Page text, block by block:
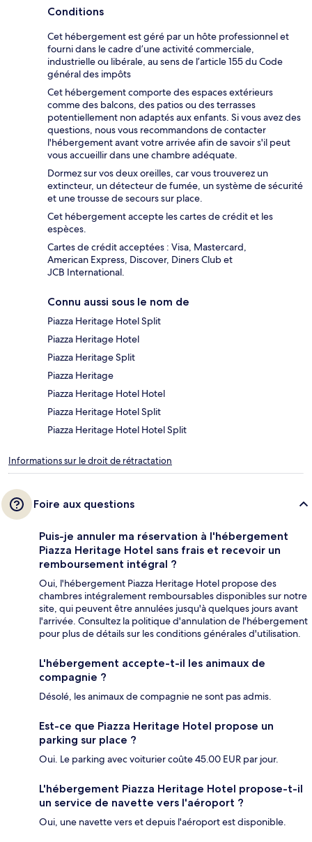
Conditions
Cet hébergement est géré par un hôte professionnel et
fourni dans le cadre d’une activité commerciale,
industrielle ou libérale, au sens de l’article 155 du Code
général des impôts
Cet hébergement comporte des espaces extérieurs
comme des balcons, des patios ou des terrasses
potentiellement non adaptés aux enfants. Si vous avez des
questions, nous vous recommandons de contacter
l'hébergement avant votre arrivée afin de savoir s'il peut
vous accueillir dans une chambre adéquate.
Dormez sur vos deux oreilles, car vous trouverez un
extincteur, un détecteur de fumée, un système de sécurité
et une trousse de secours sur place.
Cet hébergement accepte les cartes de crédit et les
espèces.
Cartes de crédit acceptées : Visa, Mastercard,
American Express, Discover, Diners Club et
JCB International.
Connu aussi sous le nom de
Piazza Heritage Hotel Split
Piazza Heritage Hotel
Piazza Heritage Split
Piazza Heritage
Piazza Heritage Hotel Hotel
Piazza Heritage Hotel Split
Piazza Heritage Hotel Hotel Split
Informations sur le droit de rétractation
Foire aux questions
Puis-je annuler ma réservation à l'hébergement
Piazza Heritage Hotel sans frais et recevoir un
remboursement intégral ?
Oui, l'hébergement Piazza Heritage Hotel propose des
chambres intégralement remboursables disponibles sur notre
site, qui peuvent être annulées jusqu'à quelques jours avant
l'arrivée. Consultez la politique d'annulation de l'hébergement
pour plus de détails sur les conditions générales d'utilisation.
L'hébergement accepte-t-il les animaux de
compagnie ?
Désolé, les animaux de compagnie ne sont pas admis.
Est-ce que Piazza Heritage Hotel propose un
parking sur place ?
Oui. Le parking avec voiturier coûte 45.00 EUR par jour.
L'hébergement Piazza Heritage Hotel propose-t-il
un service de navette vers l'aéroport ?
Oui, une navette vers et depuis l'aéroport est disponible.